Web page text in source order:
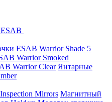
ESAB Warrior Shade 5
Warrior Smoked
Warrior Clear Янтарные
Mirrors Магнитный